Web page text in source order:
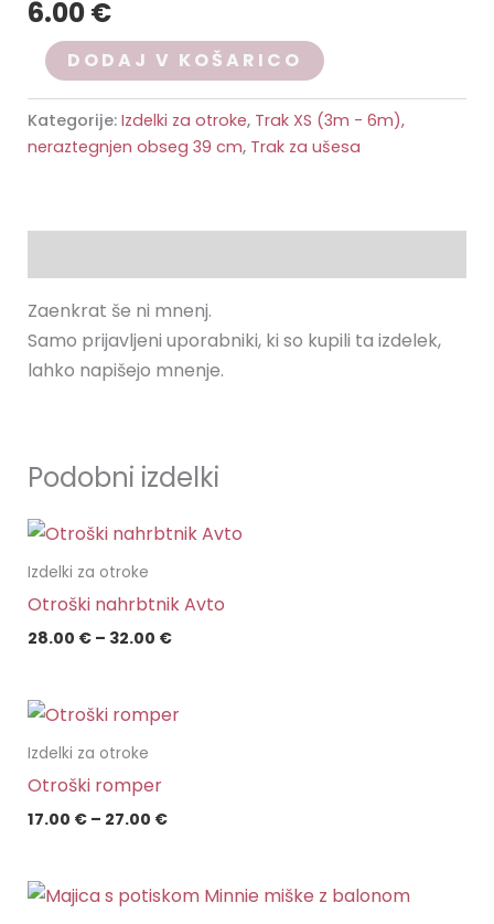
6.00€
DODAJ V KOŠARICO
Kategorije: Izdelki za otroke, Trak XS (3m - 6m),
neraztegnjen obseg 39 cm, Trak za ušesa
Zaenkrat še ni mnenj.
Samo prijavljeni uporabniki, ki so kupili ta izdelek,
lahko napišejo mnenje.
Podobni izdelki
Izdelki za otroke
Otroški nahrbtnik Avto
28.00 € – 32.00 €
Cenovni
do
Izdelki za otroke
Otroški romper
17.00 € – 27.00 €
Cenovni
razpon: